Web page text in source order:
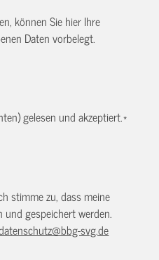
können Sie hier Ihre
Daten vorbelegt.
gelesen und akzeptiert.*
stimme zu, dass meine
gespeichert werden.
svg.de